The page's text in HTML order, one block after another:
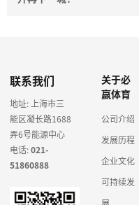
联系我们
地址: 上海市三
能区凝长路1688
弄6号能源中心
电话:021-
51860888
关于必
赢体育
公司介绍
发展历程
企业文化
可持续发
展